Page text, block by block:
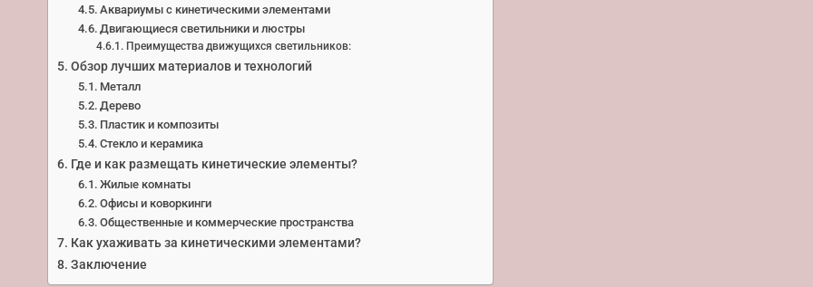
Аквариумы с кинетическими элементами
Двигающиеся светильники и люстры
Преимущества движущихся светильников:
Обзор лучших материалов и технологий
Металл
Дерево
Пластик и композиты
Стекло и керамика
Где и как размещать кинетические элементы?
Жилые комнаты
Офисы и коворкинги
Общественные и коммерческие пространства
Как ухаживать за кинетическими элементами?
Заключение